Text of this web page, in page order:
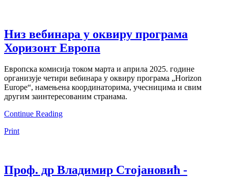
Низ вебинара у оквиру програма
Хоризонт Европа
Европска комисија током марта и априла 2025. године
организује четири вебинара у оквиру програма „Horizon
Europe“, намењена координаторима, учесницима и свим
другим заинтересованим странама.
Continue Reading
Print
Проф. др Владимир Стојановић -